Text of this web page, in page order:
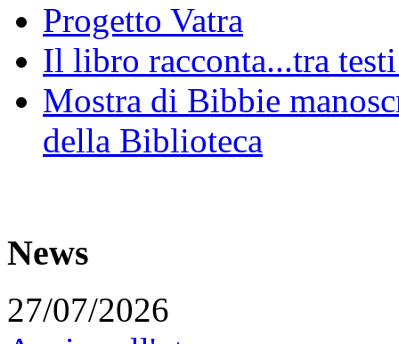
Progetto Vatra
Il libro racconta...tra
Mostra di Bibbie
della Biblioteca
News
27/07/2026